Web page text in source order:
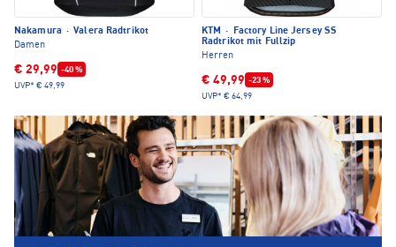
Nakamura · Valera Radtrikot
Damen
€ 29,99 -40 %
UVP* € 49,99
KTM ·
Factory Line Jersey SS
Radtrikot mit Fullzip
Herren
€ 49,99 -23 %
UVP* € 64,99